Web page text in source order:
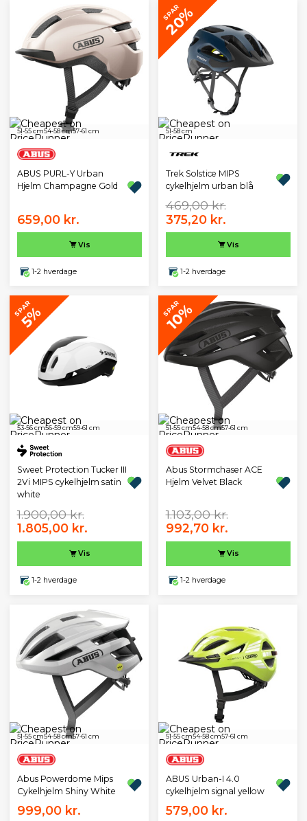
51-55 cm54-58 cm57-61 cm
ABUS PURL-Y Urban
Hjelm Champagne Gold
659,00 kr.
Vis
1-2 hverdage
SPAR
20%
51-58 cm
Trek Solstice MIPS
cykelhjelm urban blå
469,00 kr.
375,20 kr.
Vis
1-2 hverdage
SPAR
5%
53-56 cm56-59 cm59-61 cm
Sweet Protection Tucker III
2Vi MIPS cykelhjelm satin
white
1.900,00 kr.
1.805,00 kr.
Vis
1-2 hverdage
SPAR
10%
51-55 cm54-58 cm57-61 cm
Abus Stormchaser ACE
Hjelm Velvet Black
1.103,00 kr.
992,70 kr.
Vis
1-2 hverdage
51-55 cm54-58 cm57-61 cm
Abus Powerdome Mips
Cykelhjelm Shiny White
999,00 kr.
51-55 cm54-58 cm57-61 cm
ABUS Urban-I 4.0
cykelhjelm signal yellow
579,00 kr.